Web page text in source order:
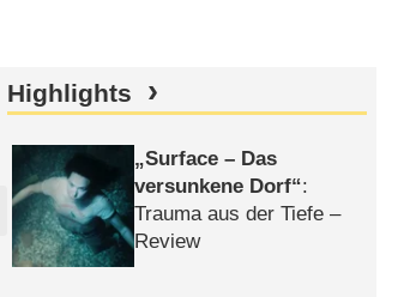
Highlights
Surface – Das
versunkene Dorf :
Trauma aus der Tiefe –
Review